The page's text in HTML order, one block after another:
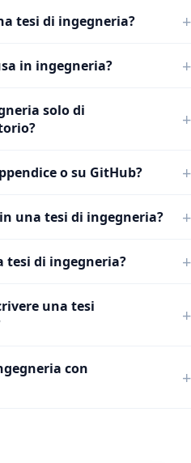
tesi di ingegneria?
in ingegneria?
solo di
o su GitHub?
una tesi di ingegneria?
tesi di ingegneria?
una tesi
con